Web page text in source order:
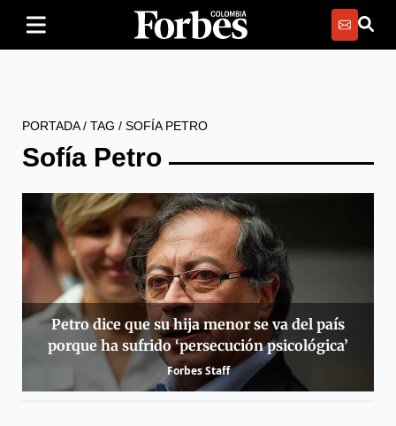
PORTADA/ TAG / SOFÍA PETRO
Sofía Petro
Petro dice que su hija menor se va del país
porque ha sufrido ‘persecución psicológica’
Forbes Staff